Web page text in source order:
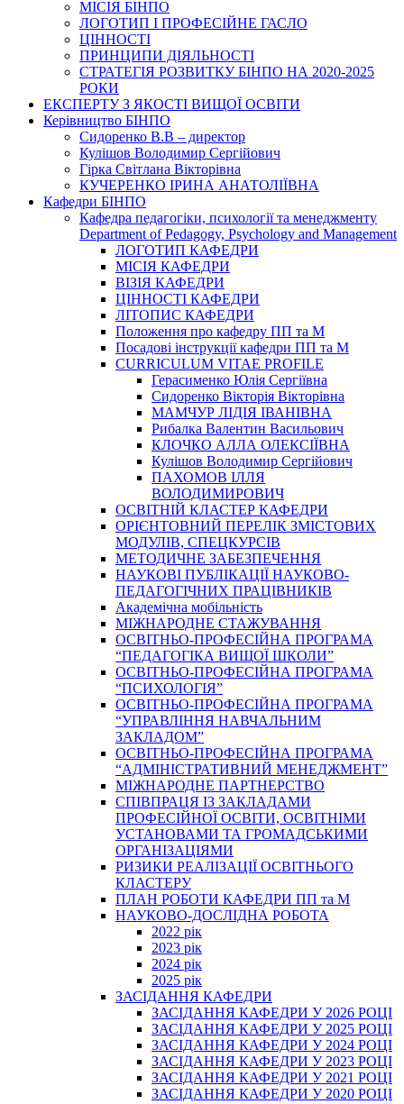
МІСІЯ БІНПО
ЛОГОТИП І ПРОФЕСІЙНЕ ГАСЛО
ЦІННОСТІ
ПРИНЦИПИ ДІЯЛЬНОСТІ
СТРАТЕГІЯ РОЗВИТКУ БІНПО НА 2020-2025
РОКИ
ЕКСПЕРТУ З ЯКОСТІ ВИЩОЇ ОСВІТИ
Керівництво БІНПО
Сидоренко В.В – директор
Кулішов Володимир Сергійович
Гірка Світлана Вікторівна
КУЧЕРЕНКО ІРИНА АНАТОЛІЇВНА
Кафедри БІНПО
Кафедра педагогіки, психології та менеджменту
Department of Pedagogy, Psychology and Management
ЛОГОТИП КАФЕДРИ
МІСІЯ КАФЕДРИ
ВІЗІЯ КАФЕДРИ
ЦІННОСТІ КАФЕДРИ
ЛІТОПИС КАФЕДРИ
Положення про кафедру ПП та М
Посадові інструкції кафедри ПП та М
CURRICULUM VITAE PROFILE
Герасименко Юлія Сергіївна
Сидоренко Вікторія Вікторівна
МАМЧУР ЛІДІЯ ІВАНІВНА
Рибалка Валентин Васильович
КЛОЧКО АЛЛА ОЛЕКСІЇВНА
Кулішов Володимир Сергійович
ПАХОМОВ ІЛЛЯ
ВОЛОДИМИРОВИЧ
ОСВІТНІЙ КЛАСТЕР КАФЕДРИ
ОРІЄНТОВНИЙ ПЕРЕЛІК ЗМІСТОВИХ
МОДУЛІВ, СПЕЦКУРСІВ
МЕТОДИЧНЕ ЗАБЕЗПЕЧЕННЯ
НАУКОВІ ПУБЛІКАЦІЇ НАУКОВО-
ПЕДАГОГІЧНИХ ПРАЦІВНИКІВ
Академічна мобільність
МІЖНАРОДНЕ СТАЖУВАННЯ
ОСВІТНЬО-ПРОФЕСІЙНА ПРОГРАМА
“ПЕДАГОГІКА ВИЩОЇ ШКОЛИ”
ОСВІТНЬО-ПРОФЕСІЙНА ПРОГРАМА
“ПСИХОЛОГІЯ”
ОСВІТНЬО-ПРОФЕСІЙНА ПРОГРАМА
“УПРАВЛІННЯ НАВЧАЛЬНИМ
ЗАКЛАДОМ”
ОСВІТНЬО-ПРОФЕСІЙНА ПРОГРАМА
“АДМІНІСТРАТИВНИЙ МЕНЕДЖМЕНТ”
МІЖНАРОДНЕ ПАРТНЕРСТВО
СПІВПРАЦЯ ІЗ ЗАКЛАДАМИ
ПРОФЕСІЙНОЇ ОСВІТИ, ОСВІТНІМИ
УСТАНОВАМИ ТА ГРОМАДСЬКИМИ
ОРГАНІЗАЦІЯМИ
РИЗИКИ РЕАЛІЗАЦІЇ ОСВІТНЬОГО
КЛАСТЕРУ
ПЛАН РОБОТИ КАФЕДРИ ПП та М
НАУКОВО-ДОСЛІДНА РОБОТА
2022 рік
2023 рік
2024 рік
2025 рік
ЗАСІДАННЯ КАФЕДРИ
ЗАСІДАННЯ КАФЕДРИ У 2026 РОЦІ
ЗАСІДАННЯ КАФЕДРИ У 2025 РОЦІ
ЗАСІДАННЯ КАФЕДРИ У 2024 РОЦІ
ЗАСІДАННЯ КАФЕДРИ У 2023 РОЦІ
ЗАСІДАННЯ КАФЕДРИ У 2021 РОЦІ
ЗАСІДАННЯ КАФЕДРИ У 2020 РОЦІ